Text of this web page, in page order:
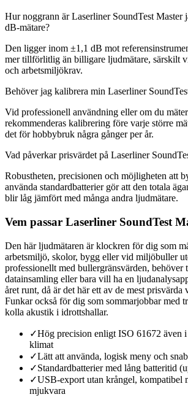
Hur noggrann är Laserliner SoundTest Master
dB-mätare?
Den ligger inom ±1,1 dB mot
mer tillförlitlig än billigare ljudmätare, särskilt
och arbetsmiljökrav.
Behöver jag kalibrera min Laserliner
Vid professionell användning eller om du
rekommenderas kalibrering före varje större
det för hobbybruk några gånger per år.
Vad påverkar prisvärdet på Laserliner
Robustheten, precisionen och möjligheten att
använda standardbatterier gör att den totala
blir låg jämfört med många andra ljudmätare.
Vem passar Laserliner SoundTest
Den här ljudmätaren är klockren för dig som
arbetsmiljö, skolor, bygg eller vid miljöbuller
professionellt med bullergränsvärden,
datainsamling eller bara vill ha en
året runt, då är det här ett av de mest prisvärda
Funkar också för dig som sommarjobbar med
kolla akustik i idrottshallar.
✓Hög precision enligt ISO 61672 även
klimat
✓Lätt att använda, logisk meny och
✓Standardbatterier med lång batteritid
✓USB-export utan krångel, kompatibel
mjukvara